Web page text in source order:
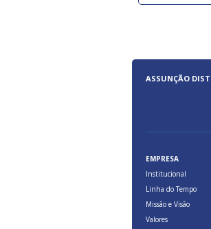
ASSUNÇÃO
EMPRESA
Institucional
Linha do Tempo
Missão e Visão
Valores